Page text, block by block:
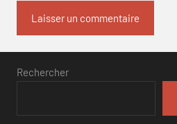
Rechercher